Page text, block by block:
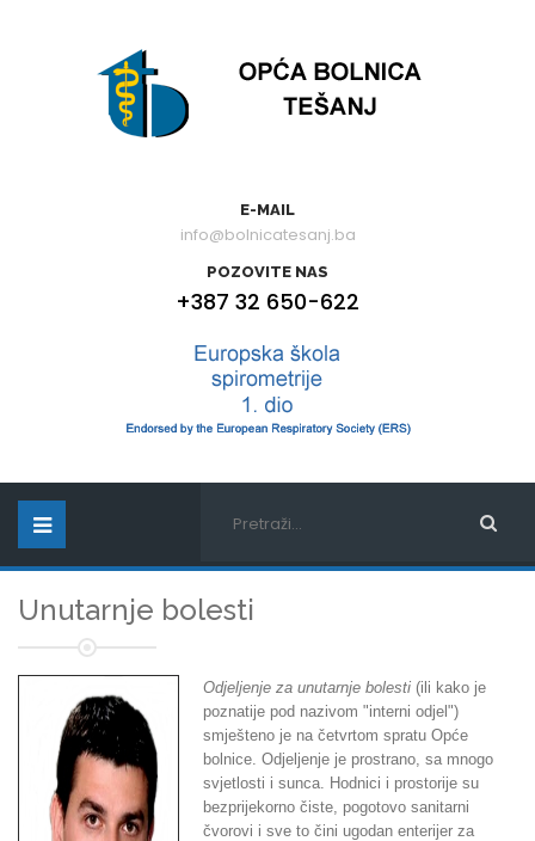
E-MAIL
info@bolnicatesanj.ba
POZOVITE NAS
+387 32 650-622
Unutarnje bolesti
Odjeljenje za unutarnje bolesti (ili kako je
poznatije pod nazivom "interni odjel")
smješteno je na četvrtom spratu Opće
bolnice. Odjeljenje je prostrano, sa mnogo
svjetlosti i sunca. Hodnici i prostorije su
bezprijekorno čiste, pogotovo sanitarni
čvorovi i sve to čini ugodan enterijer za